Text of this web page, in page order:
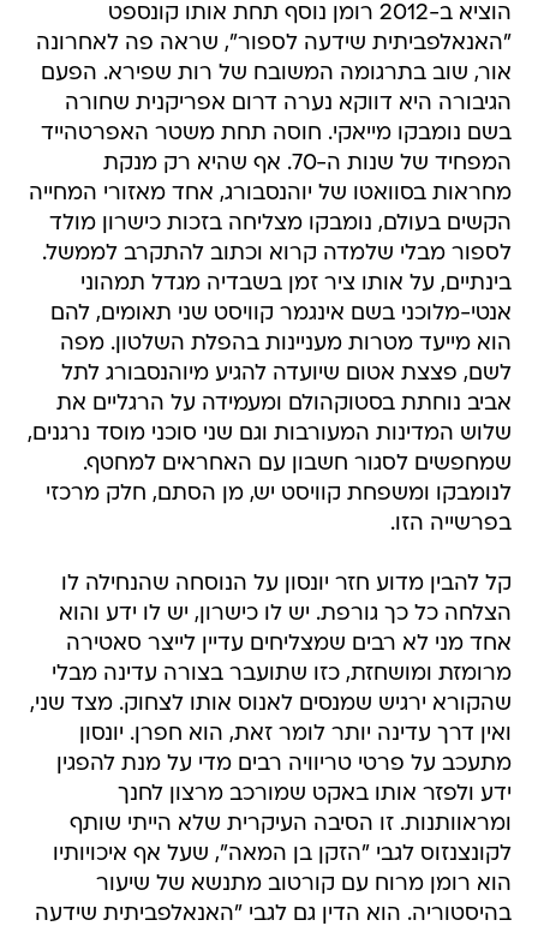
הוציא ב-2012 רומן נוסף תחת אותו קונספט 
"האנאלפביתית שידעה לספור", שראה פה לאחרונה
אור, שוב בתרגומה המשובח של רות שפירא. הפעם
הגיבורה היא דווקא נערה דרום אפריקנית שחורה
בשם נומבקו מייאקי. חוסה תחת משטר האפרטהייד
המפחיד של שנות ה-70. אף שהיא רק מנקת
מחראות בסוואטו של יוהנסבורג, אחד מאזורי המחייה
הקשים בעולם, נומבקו מצליחה בזכות כישרון מולד
לספור מבלי שלמדה קרוא וכתוב להתקרב לממשל.
בינתיים, על אותו ציר זמן בשבדיה מגדל תמהוני
אנטי-מלוכני בשם אינגמר קוויסט שני תאומים, להם
הוא מייעד מטרות מעניינות בהפלת השלטון. מפה
לשם, פצצת אטום שיועדה להגיע מיוהנסבורג לתל
אביב נוחתת בסטוקהולם ומעמידה על הרגליים את
שלוש המדינות המעורבות וגם שני סוכני מוסד נרגנים,
שמחפשים לסגור חשבון עם האחראים למחטף.
לנומבקו ומשפחת קוויסט יש, מן הסתם, חלק מרכזי
בפרשייה הזו.
קל להבין מדוע חזר יונסון על הנוסחה שהנחילה לו
הצלחה כל כך גורפת. יש לו כישרון, יש לו ידע והוא
אחד מני לא רבים שמצליחים עדיין לייצר סאטירה
מרומזת ומושחזת, כזו שתועבר בצורה עדינה מבלי
שהקורא ירגיש שמנסים לאנוס אותו לצחוק. מצד שני,
ואין דרך עדינה יותר לומר זאת, הוא חפרן. יונסון
מתעכב על פרטי טריוויה רבים מדי על מנת להפגין
ידע ולפזר אותו באקט שמורכב מרצון לחנך
ומראוותנות. זו הסיבה העיקרית שלא הייתי שותף
לקונצנזוס לגבי "הזקן בן המאה", שעל אף איכויותיו
הוא רומן מרוח עם קורטוב מתנשא של שיעור
בהיסטוריה. הוא הדין גם לגבי "האנאלפביתית שידעה